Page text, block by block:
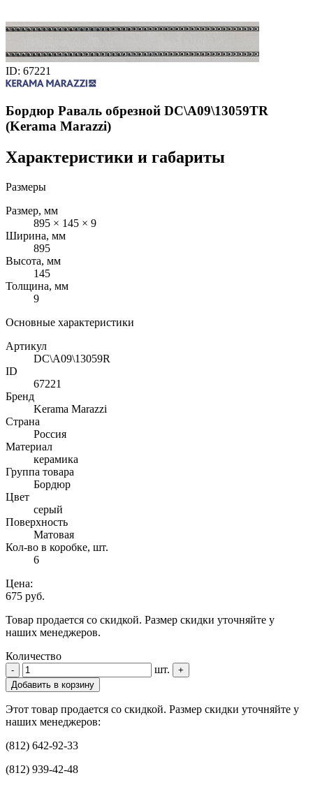
ID: 67221
Бордюр Раваль обрезной DC\A09\13059TR
(Kerama Marazzi)
Характеристики и габариты
Размеры
Размер, мм
895 × 145 × 9
Ширина, мм
895
Высота, мм
145
Толщина, мм
9
Основные характеристики
Артикул
DC\A09\13059R
ID
67221
Бренд
Kerama Marazzi
Страна
Россия
Материал
керамика
Группа товара
Бордюр
Цвет
серый
Поверхность
Матовая
Кол-во в коробке, шт.
6
Цена:
675 руб.
Товар продается со скидкой. Размер скидки уточняйте у
наших менеджеров.
Количество
- шт.
+
Добавить в корзину
Этот товар продается со скидкой. Размер скидки уточняйте у
наших менеджеров:
(812) 642-92-33
(812) 939-42-48